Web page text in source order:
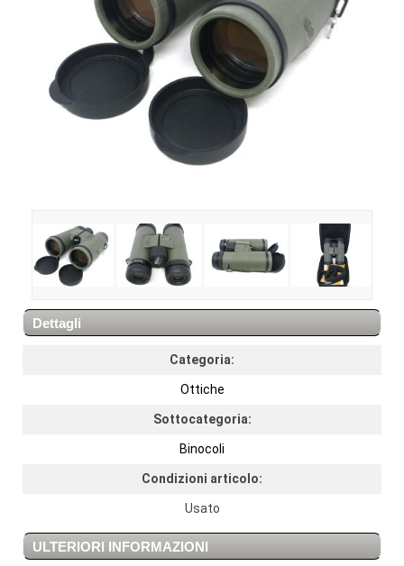
Dettagli
Categoria:
Ottiche
Sottocategoria:
Binocoli
Condizioni articolo:
Usato
ULTERIORI INFORMAZIONI